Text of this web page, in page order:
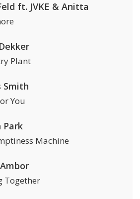
ft. JVKE & Anitta
Plant
Smith
You
Park
Machine
Together